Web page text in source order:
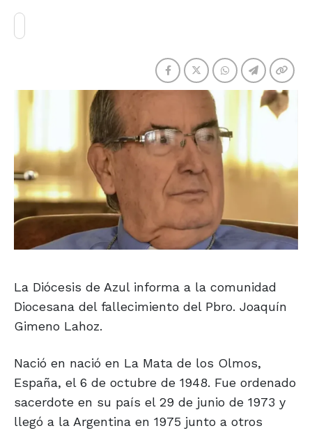
La Diócesis de Azul informa a la comunidad
Diocesana del fallecimiento del Pbro. Joaquín
Gimeno Lahoz.
Nació en nació en La Mata de los Olmos,
España, el 6 de octubre de 1948. Fue ordenado
sacerdote en su país el 29 de junio de 1973 y
llegó a la Argentina en 1975 junto a otros